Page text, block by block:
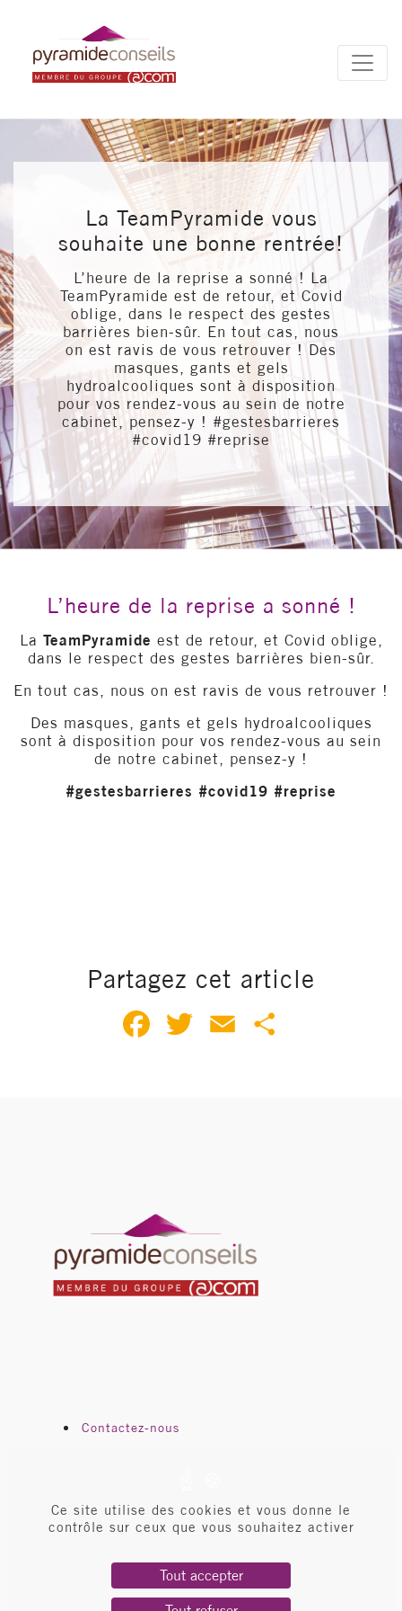
La TeamPyramide vous
souhaite une bonne rentrée!
L’heure de la reprise a sonné ! La
TeamPyramide est de retour, et Covid
oblige, dans le respect des gestes
barrières bien-sûr. En tout cas, nous
on est ravis de vous retrouver ! Des
masques, gants et gels
hydroalcooliques sont à disposition
pour vos rendez-vous au sein de notre
cabinet, pensez-y ! #gestesbarrieres
#covid19 #reprise
L’heure de la reprise a sonné !
La TeamPyramide est de retour, et Covid oblige,
dans le respect des gestes barrières bien-sûr.
En tout cas, nous on est ravis de vous retrouver !
Des masques, gants et gels hydroalcooliques
sont à disposition pour vos rendez-vous au sein
de notre cabinet, pensez-y !
#gestesbarrieres #covid19 #reprise
Partagez cet article
FacebookTwitter Email
Contactez-nous
Mentions légales
Ce site utilise des cookies et vous donne le
contrôle sur ceux que vous souhaitez activer
Tout accepter